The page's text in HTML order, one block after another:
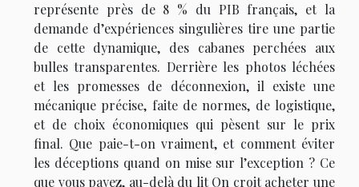
représente près de 8 % du PIB français, et la
demande d’expériences singulières tire une partie
de cette dynamique, des cabanes perchées aux
bulles transparentes. Derrière les photos léchées
et les promesses de déconnexion, il existe une
mécanique précise, faite de normes, de logistique,
et de choix économiques qui pèsent sur le prix
final. Que paie-t-on vraiment, et comment éviter
les déceptions quand on mise sur l’exception ? Ce
que vous payez, au-delà du lit On croit acheter une